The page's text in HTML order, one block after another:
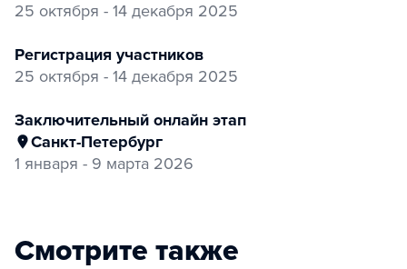
25 октября - 14 декабря 2025
регистрация участников
25 октября - 14 декабря 2025
заключительный онлайн этап
Санкт-Петербург
1 января - 9 марта 2026
Смотрите также